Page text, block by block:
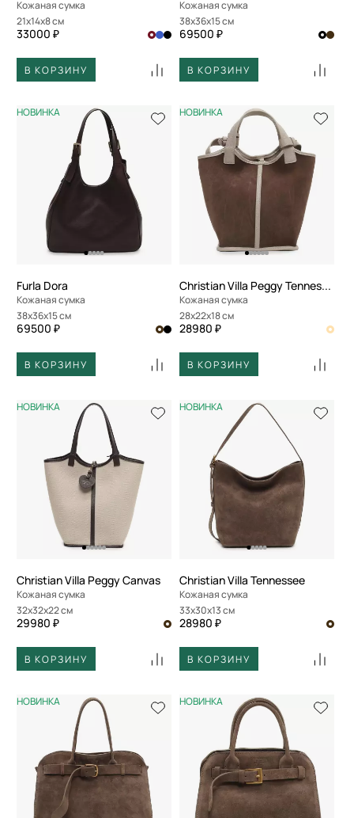
Кожаная сумка
21x14x8 см
33000 ₽
В КОРЗИНУ
Кожаная сумка
38x36x15 см
69500 ₽
В КОРЗИНУ
НОВИНКА
Furla Dora
Кожаная сумка
38x36x15 см
69500 ₽
В КОРЗИНУ
НОВИНКА
Christian Villa Peggy Tennessee
Кожаная сумка
28x22x18 см
28980 ₽
В КОРЗИНУ
НОВИНКА
Christian Villa Peggy Canvas
Кожаная сумка
32x32x22 см
29980 ₽
В КОРЗИНУ
НОВИНКА
Christian Villa Tennessee
Кожаная сумка
33x30x13 см
28980 ₽
В КОРЗИНУ
НОВИНКА НОВИНКА